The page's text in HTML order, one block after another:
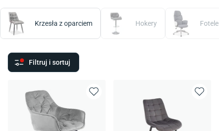
Krzesła z oparciem Hokery
Filtruj i sortuj